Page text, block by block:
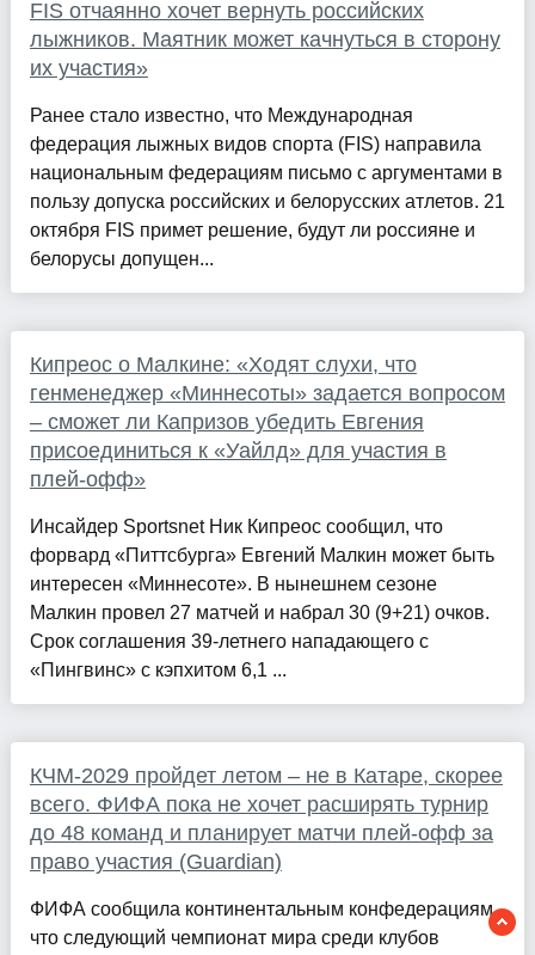
FIS отчаянно хочет вернуть российских
лыжников. Маятник может качнуться в сторону
их участия»
Ранее стало известно, что Международная
федерация лыжных видов спорта (FIS) направила
национальным федерациям письмо с аргументами в
пользу допуска российских и белорусских атлетов. 21
октября FIS примет решение, будут ли россияне и
белорусы допущен...
Кипреос о Малкине: «Ходят слухи, что
генменеджер «Миннесоты» задается вопросом
– сможет ли Капризов убедить Евгения
присоединиться к «Уайлд» для участия в
плей-офф»
Инсайдер Sportsnet Ник Кипреос сообщил, что
форвард «Питтсбурга» Евгений Малкин может быть
интересен «Миннесоте». В нынешнем сезоне
Малкин провел 27 матчей и набрал 30 (9+21) очков.
Срок соглашения 39-летнего нападающего с
«Пингвинс» с кэпхитом 6,1 ...
КЧМ-2029 пройдет летом – не в Катаре, скорее
всего. ФИФА пока не хочет расширять турнир
до 48 команд и планирует матчи плей-офф за
право участия (Guardian)
ФИФА сообщила континентальным конфедерациям,
что следующий чемпионат мира среди клубов